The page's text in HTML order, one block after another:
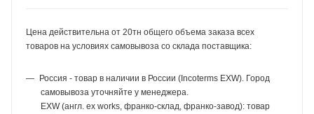
Цена действительна от 20тн общего объема заказа всех
товаров на условиях самовывоза со склада поставщика:
Россия - товар в наличии в России (Incoterms EXW). Город
самовывоза уточняйте у менеджера.
EXW (англ. ex works, франко-склад, франко-завод): товар